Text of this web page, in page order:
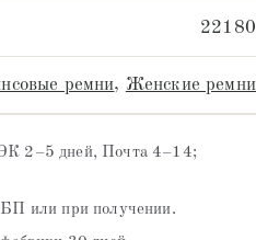
22180
ремни, Женские ремни
2–5 дней, Почта 4–14;
или при получении.